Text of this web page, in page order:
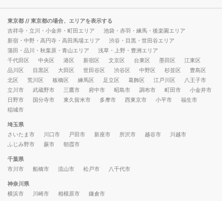
東京都 // 東京都の場合、エリアを表示する
吉祥寺・立川・小金井・町田エリア
池袋・赤羽・練馬・後楽園エリア
新宿・中野・高円寺・高田馬場エリア
渋谷・目黒・世田谷エリア
蒲田・品川・秋葉原・青山エリア
浅草・上野・豊洲エリア
千代田区
中央区 港区 新宿区 文京区 台東区 墨田区
江東区
品川区
目黒区 大田区 世田谷区 渋谷区 中野区 杉並区
豊島区
北区
荒川区 板橋区 練馬区 足立区 葛飾区 江戸川区
八王子市
立川市
武蔵野市 三鷹市 府中市 昭島市 調布市 町田市
小金井市
日野市
国分寺市 東久留米市 多摩市 西東京市 小平市
福生市
稲城市
埼玉県
さいたま市
川口市 戸田市 新座市 所沢市 越谷市
川越市
ふじみ野市
蕨市 朝霞市
千葉県
市川市
船橋市 流山市 松戸市 八千代市
神奈川県
横浜市
川崎市 相模原市 鎌倉市